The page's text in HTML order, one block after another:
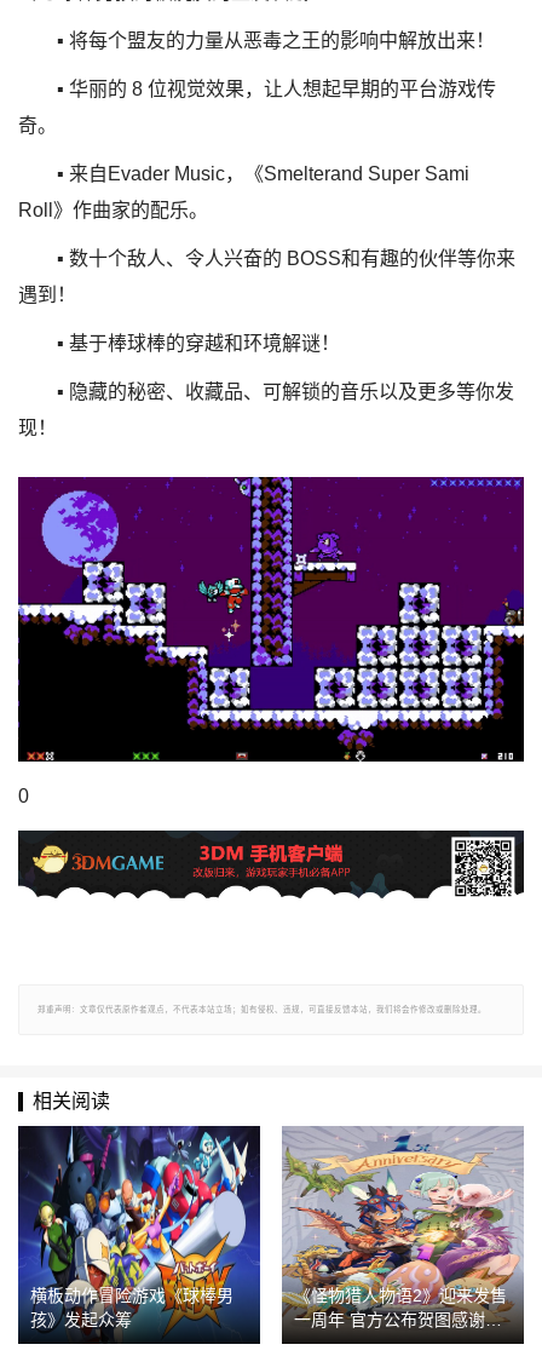
▪ 将每个盟友的力量从恶毒之王的影响中解放出来！
▪ 华丽的 8 位视觉效果，让人想起早期的平台游戏传
奇。
▪ 来自Evader Music，《Smelterand Super Sami
Roll》作曲家的配乐。
▪ 数十个敌人、令人兴奋的 BOSS和有趣的伙伴等你来
遇到！
▪ 基于棒球棒的穿越和环境解谜！
▪ 隐藏的秘密、收藏品、可解锁的音乐以及更多等你发
现！
0
郑重声明：文章仅代表原作者观点，不代表本站立场；如有侵权、违规，可直接反馈本站，我们将会作修改或删除处理。
相关阅读
横板动作冒险游戏《球棒男
孩》发起众筹
《怪物猎人物语2》迎来发售
一周年 官方公布贺图感谢玩
家